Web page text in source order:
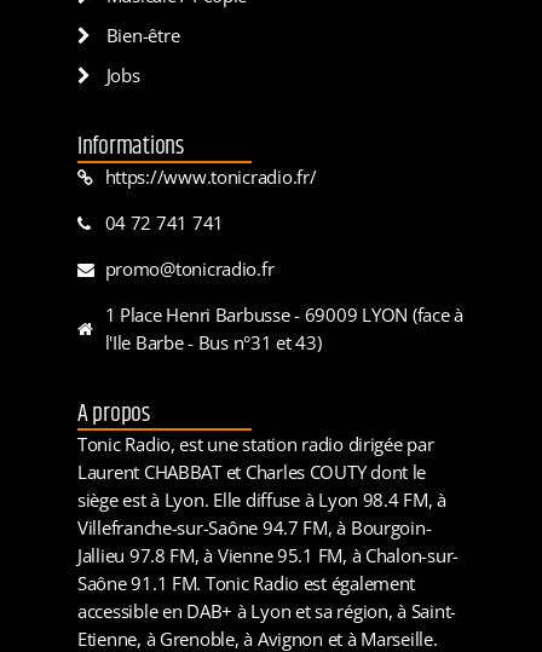
Bien-être
Jobs
Informations
https://www.tonicradio.fr/
04 72 741 741
promo@tonicradio.fr
1 Place Henri Barbusse - 69009 LYON (face à
l'Ile Barbe - Bus n°31 et 43)
A propos
Tonic Radio, est une station radio dirigée par
Laurent CHABBAT et Charles COUTY dont le
siège est à Lyon. Elle diffuse à Lyon 98.4 FM, à
Villefranche-sur-Saône 94.7 FM, à Bourgoin-
Jallieu 97.8 FM, à Vienne 95.1 FM, à Chalon-sur-
Saône 91.1 FM. Tonic Radio est également
accessible en DAB+ à Lyon et sa région, à Saint-
Etienne, à Grenoble, à Avignon et à Marseille.